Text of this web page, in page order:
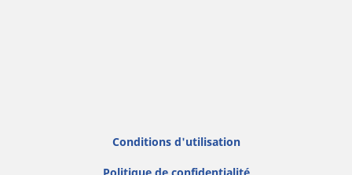
Conditions d'utilisation